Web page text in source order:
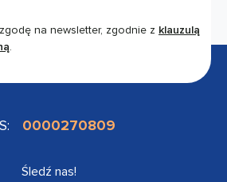
na newsletter, zgodnie z klauzulą
.
0000270809
Śledź nas!